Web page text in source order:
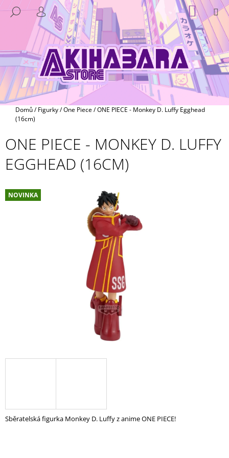
na
HLEDAT
PŘIHLÁŠENÍ KOŠÍK
Domů/ Figurky/One Piece/ONE PIECE - Monkey D. Luffy Egghead
(16cm)
ONE PIECE - MONKEY D. LUFFY
EGGHEAD (16CM)
NOVINKA
Sběratelská figurka Monkey D. Luffy z anime ONE PIECE!
K
K
ZPĚT
ZPĚT
C
O
P
O
T
Ř
E
B
U
J
E
T
P
O